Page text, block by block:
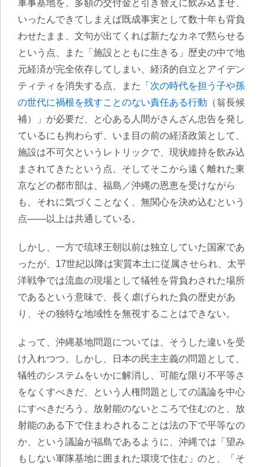
軍事基地を、多額の交付金と引き替えに飲み込ませ、
いったんできてしまえば既成事実として数十年も背負
わせたまま、文句が出てくれば新たなカネで黙らせる
という点、また「施設とともに生きる」歴史の中で地
元経済が完全依存してしまい、経済的自立とアイデン
ティティを消失する点、また「 次の時代を担う子や孫
の世代に禍根を残すことのない責任ある行動 （翁長候
補）」が必要だ、と心ある人間がさんざん忠告を発し
ているにも拘わらず、いま目の前の経済政策として、
施設は不可欠というレトリックで、現状維持を飲み込
まされてきたという点、そしてそこから遠く離れた東
京などの都市部は、福島／沖縄の恩恵を受けながら
も、それに気づくことなく、無関心を決め込むという
点——以上は共通している。
しかし、一方で琉球王朝以前は独立していた国家であ
ったが、17世紀以降は実質本土に従属させられ、太平
洋戦争では流血の現場として犠牲を背負わされた場所
であるという意味で、長く虐げられた負の歴史があ
り、その独特な地域性を無視することはできない。
よって、 沖縄基地問題については、そうした違いを受
け入れつつ、しかし、日本の民主主義の問題として、
犠牲のシステムをいかに解消し、可能な限り不平等さ
をなくすべきだ、という人権問題としての議論を中心
にすべき だろう。放射能のないところで住むのと、放
射能のある下で住まわされることは法の下で平等なの
か、という議論が福島であるように、沖縄では「望み
もしない軍隊基地に囲まれた環境で住む」のと、「そ